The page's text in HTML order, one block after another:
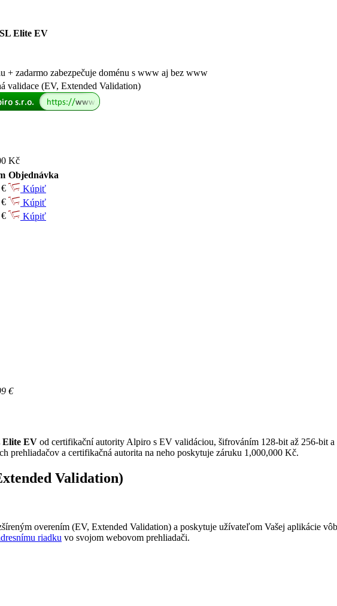
Elite EV
+ zadarmo zabezpečuje doménu s www aj bez www
validace (EV, Extended Validation)
Kč
Objednávka
Kúpiť
Kúpiť
Kúpiť
€
Elite EV od certifikační autority Alpiro s EV validáciou, šifrováním 128-bit až 256-bit
prehliadačov a certifikačná autorita na neho poskytuje záruku 1,000,000 Kč.
Validation)
overením (EV, Extended Validation) a poskytuje užívateľom Vašej aplikácie
riadku vo svojom webovom prehliadači.